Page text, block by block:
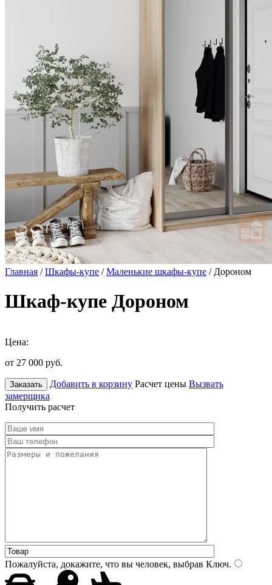
Главная /Шкафы-купе /Маленькие шкафы-купе / Дороном
Шкаф-купе Дороном
Цена:
от 27 000 руб.
Заказать Добавить в корзину Расчет цены Вызвать
замерщика
Получить расчет
Пожалуйста, докажите, что вы человек, выбрав Ключ.